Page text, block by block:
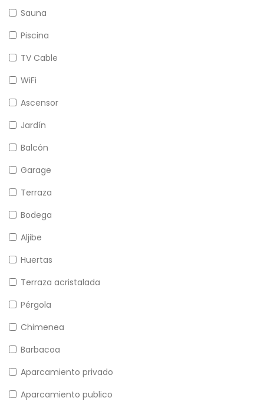
Sauna
Piscina
TV Cable
WiFi
Ascensor
Jardín
Balcón
Garage
Terraza
Bodega
Aljibe
Huertas
Terraza acristalada
Pérgola
Chimenea
Barbacoa
Aparcamiento privado
Aparcamiento publico